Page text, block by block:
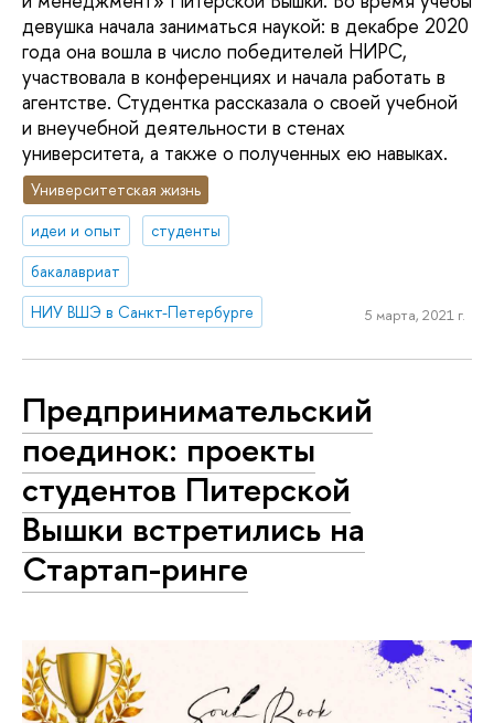
девушка начала заниматься наукой: в декабре 2020
года она вошла в число победителей НИРС,
участвовала в конференциях и начала работать в
агентстве. Студентка рассказала о своей учебной
и внеучебной деятельности в стенах
университета, а также о полученных ею навыках.
Университетская жизнь
идеи и опыт
студенты
бакалавриат
НИУ ВШЭ в Санкт-Петербурге
5 марта, 2021 г.
Предпринимательский
поединок: проекты
студентов Питерской
Вышки встретились на
Стартап-ринге